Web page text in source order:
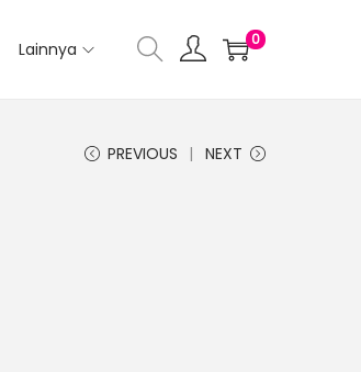
Lainnya 0
PREVIOUS NEXT